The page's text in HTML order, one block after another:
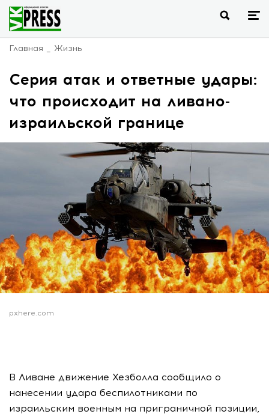
Главная Жизнь
Серия атак и ответные удары:
что происходит на ливано-
израильской границе
pxhere.com
В Ливане движение Хезболла сообщило о
нанесении удара беспилотниками по
израильским военным на приграничной позиции,